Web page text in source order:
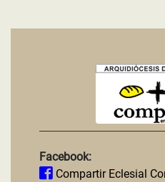
Facebook:
Compartir Eclesial